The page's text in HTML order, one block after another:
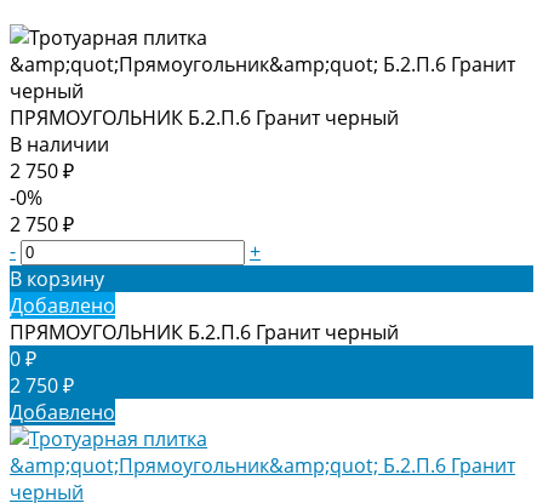
ПРЯМОУГОЛЬНИК Б.2.П.6 Гранит черный
В наличии
2 750 ₽
-0%
2 750 ₽
-
+
В корзину
Добавлено
ПРЯМОУГОЛЬНИК Б.2.П.6 Гранит черный
0 ₽
2 750 ₽
Добавлено